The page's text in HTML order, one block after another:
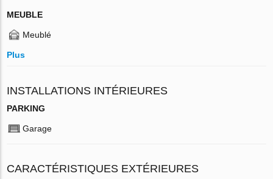
MEUBLE
Meublé
Plus
INSTALLATIONS INTÉRIEURES
PARKING
Garage
CARACTÉRISTIQUES EXTÉRIEURES